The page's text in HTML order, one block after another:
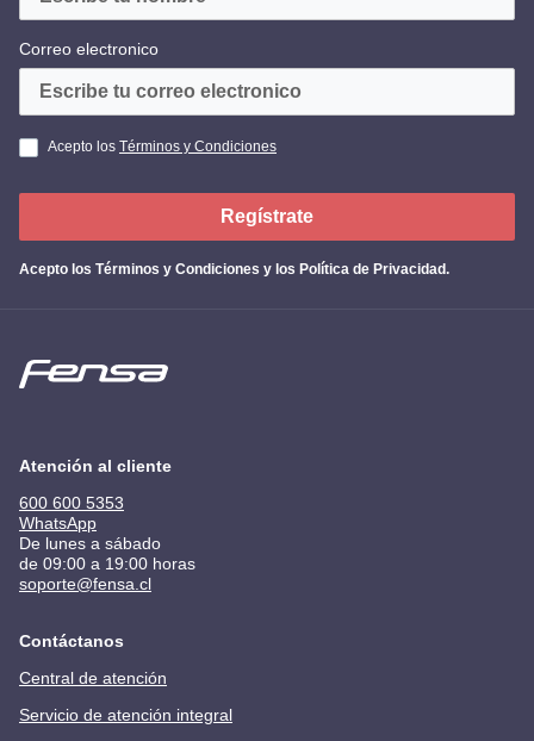
Correo electronico
Acepto los Términos y Condiciones
Acepto los Términos y Condiciones y los Política de Privacidad.
Regístrate
Atención al cliente
600 600 5353
WhatsApp
De lunes a sábado
de 09:00 a 19:00 horas
soporte@fensa.cl
Contáctanos
Central de atención
Servicio de atención integral